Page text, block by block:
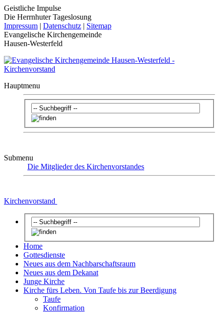
Geistliche Impulse
Die Herrnhuter Tageslosung
Impressum | Datenschutz | Sitemap
Evangelische Kirchengemeinde
Hausen-Westerfeld
Hauptmenu
Submenu
Die Mitglieder des Kirchenvorstandes
Kirchenvorstand
Home
Gottesdienste
Neues aus dem Nachbarschaftsraum
Neues aus dem Dekanat
Junge Kirche
Kirche fürs Leben. Von Taufe bis zur Beerdigung
Taufe
Konfirmation